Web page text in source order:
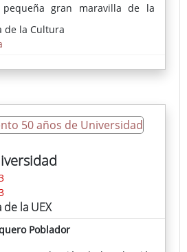
gran maravilla de la
y de La Chana Teatro. Un
todos, pero contado desde una
como original. Con el dominio
de experiencia en el mundo
(pero todos, ¿eh?) a partir de
de la Cultura
la UEX
Poblador